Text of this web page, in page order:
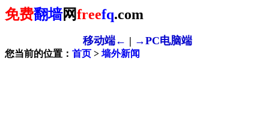
免费翻墙网freefq.com
移动端← | →PC电脑端
您当前的位置： 首页 > 墙外新闻